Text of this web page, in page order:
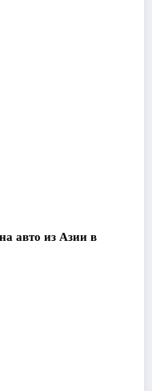
авто из Азии в